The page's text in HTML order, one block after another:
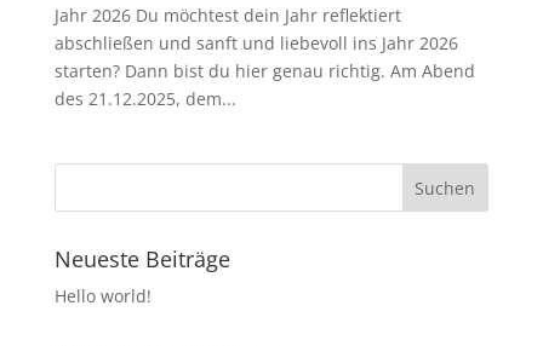
Jahr 2026 Du möchtest dein Jahr reflektiert
abschließen und sanft und liebevoll ins Jahr 2026
starten? Dann bist du hier genau richtig. Am Abend
des 21.12.2025, dem...
Neueste Beiträge
Hello world!